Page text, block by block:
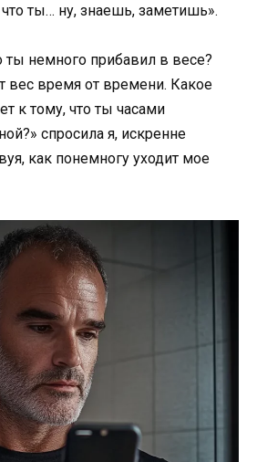
ты… ну, знаешь, заметишь».
ты немного прибавил в весе?
вес время от времени. Какое
к тому, что ты часами
спросила я, искренне
как понемногу уходит мое